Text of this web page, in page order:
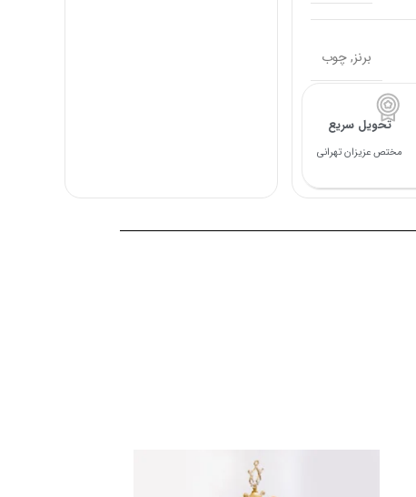
برنز,چوب
تحویل سریع
مختص عزیزان تهرانی